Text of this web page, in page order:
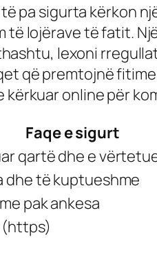
pa sigurta kërkon
lojërave të fatit.
lexoni
që premtojnë
online për
Faqe e sigurt
qartë dhe e
dhe të kuptueshme
pak ankesa
(https)